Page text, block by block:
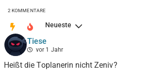
2KOMMENTARE
Neueste
Tiese
vor 1 Jahr
Heißt die Toplanerin nicht Zeniv?